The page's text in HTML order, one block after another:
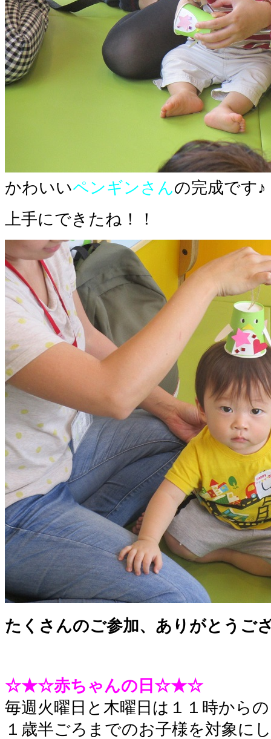
かわいいペンギンさんの完成です♪
上手にできたね！！
たくさんのご参加、ありがとうご
☆★☆赤ちゃんの日☆★☆
毎週火曜日と木曜日は１１時から
１歳半ごろまでのお子様を対象に